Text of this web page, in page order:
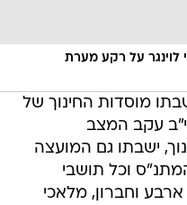
לוינגר על רקע מערת
מוסדות החינוך של
י"ב עקב המצב
ישבתו גם המועצה
וכל תושבי
וחברון, מלאכי